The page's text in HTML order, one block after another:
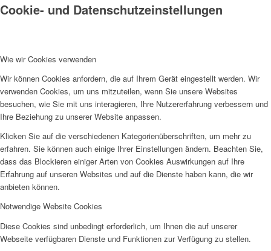
Cookie- und Datenschutzeinstellungen
Wie wir Cookies verwenden
Wir können Cookies anfordern, die auf Ihrem Gerät eingestellt werden. Wir
verwenden Cookies, um uns mitzuteilen, wenn Sie unsere Websites
besuchen, wie Sie mit uns interagieren, Ihre Nutzererfahrung verbessern und
Ihre Beziehung zu unserer Website anpassen.
Klicken Sie auf die verschiedenen Kategorienüberschriften, um mehr zu
erfahren. Sie können auch einige Ihrer Einstellungen ändern. Beachten Sie,
dass das Blockieren einiger Arten von Cookies Auswirkungen auf Ihre
Erfahrung auf unseren Websites und auf die Dienste haben kann, die wir
anbieten können.
Notwendige Website Cookies
Diese Cookies sind unbedingt erforderlich, um Ihnen die auf unserer
Webseite verfügbaren Dienste und Funktionen zur Verfügung zu stellen.